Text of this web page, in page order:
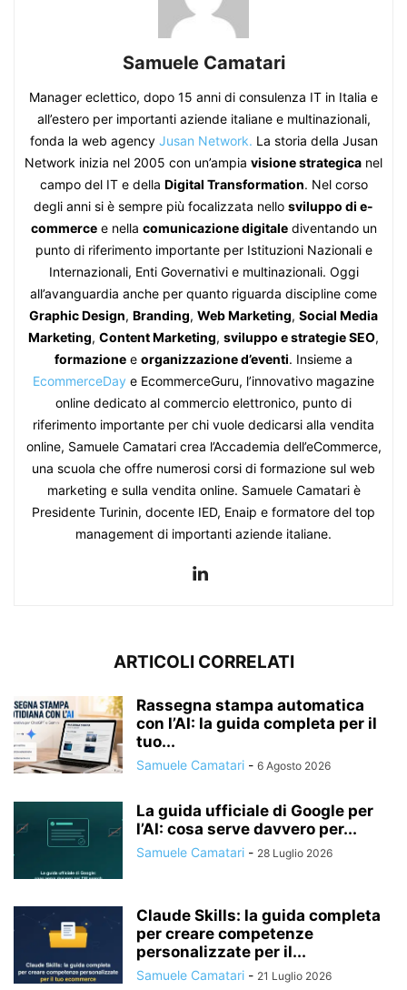
Samuele Camatari
Manager eclettico, dopo 15 anni di consulenza IT in Italia e
all’estero per importanti aziende italiane e multinazionali,
fonda la web agency Jusan Network. La storia della Jusan
Network inizia nel 2005 con un’ampia visione strategica nel
campo del IT e della Digital Transformation. Nel corso
degli anni si è sempre più focalizzata nello sviluppo di e-
commercee nella comunicazione digitalediventando un
punto di riferimento importante per Istituzioni Nazionali e
Internazionali, Enti Governativi e multinazionali. Oggi
all’avanguardia anche per quanto riguarda discipline come
Graphic Design, Branding, Web Marketing, Social Media
Marketing, Content Marketing, sviluppo e strategie SEO,
formazione e organizzazione d’eventi. Insieme a
EcommerceDay e EcommerceGuru, l’innovativo magazine
online dedicato al commercio elettronico, punto di
riferimento importante per chi vuole dedicarsi alla vendita
online, Samuele Camatari crea l’Accademia dell’eCommerce,
una scuola che offre numerosi corsi di formazione sul web
marketing e sulla vendita online. Samuele Camatari è
Presidente Turinin, docente IED, Enaip e formatore del top
management di importanti aziende italiane.
ARTICOLI CORRELATI
Rassegna stampa automatica
con l’AI: la guida completa per il
tuo...
Samuele Camatari - 6 Agosto 2026
La guida ufficiale di Google per
l’AI: cosa serve davvero per...
Samuele Camatari - 28 Luglio 2026
Claude Skills: la guida completa
per creare competenze
personalizzate per il...
Samuele Camatari - 21 Luglio 2026